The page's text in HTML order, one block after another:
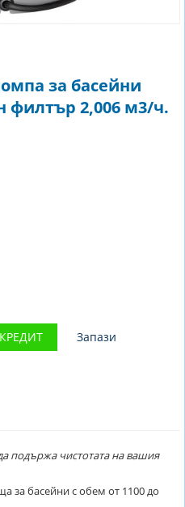
за басейни
филтър 2,006 м3/ч.
Запази
подържа чистотата на вашия
за басейни с обем от 1100 до